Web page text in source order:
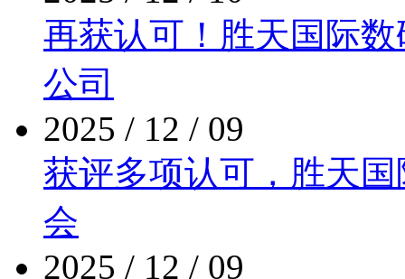
再获认可！胜天国
公司
2025 / 12 / 09
获评多项认可，胜
会
2025 / 12 / 09